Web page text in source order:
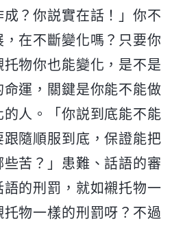
？你説實在話！」你不
在不斷變化嗎？只要你
物你也能變化，是不是
運，關鍵是你能不能做
人。「你説到底能不能
隨順服到底，保證能把
苦？」患難、話語的審
的刑罰，就如襯托物一
物一樣的刑罰呀？不過